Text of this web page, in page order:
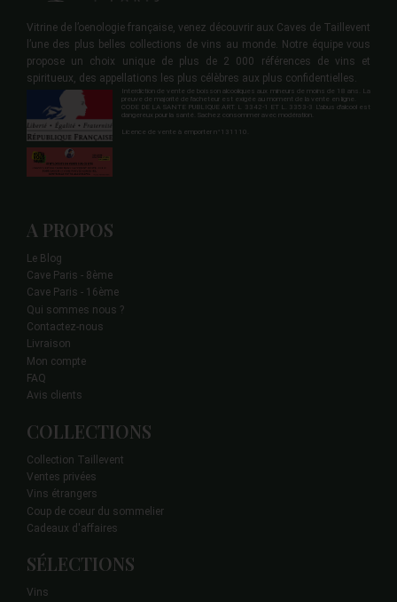
Vitrine de l’oenologie française, venez découvrir aux Caves de Taillevent
l’une des plus belles collections de vins au monde. Notre équipe vous
propose un choix unique de plus de 2 000 références de vins et
spiritueux, des appellations les plus célèbres aux plus confidentielles.
Interdiction de vente de boisson alcooliques aux mineurs de moins de 18 ans. La
preuve de majorité de l'acheteur est exigée au moment de la vente en ligne.
CODE DE LA SANTE PUBLIQUE ART. L 3342-1 ET L. 3353-3 L'abus d'alcool est
dangereux pour la santé. Sachez consommer avec modération.
Licence de vente à emporter n°131110.
A PROPOS
Le Blog
Cave Paris - 8ème
Cave Paris - 16ème
Qui sommes nous ?
Contactez-nous
Livraison
Mon compte
FAQ
Avis clients
COLLECTIONS
Collection Taillevent
Ventes privées
Vins étrangers
Coup de coeur du sommelier
Cadeaux d'affaires
SÉLECTIONS
Vins